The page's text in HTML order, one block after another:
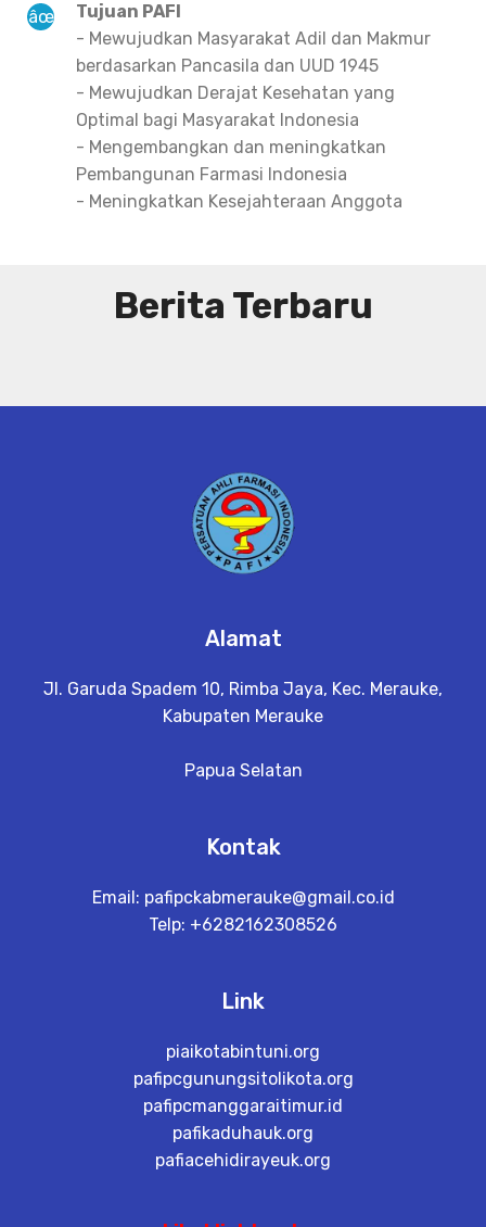
Tujuan PAFI
- Mewujudkan Masyarakat Adil dan Makmur
berdasarkan Pancasila dan UUD 1945
- Mewujudkan Derajat Kesehatan yang
Optimal bagi Masyarakat Indonesia
- Mengembangkan dan meningkatkan
Pembangunan Farmasi Indonesia
- Meningkatkan Kesejahteraan Anggota
Berita Terbaru
Alamat
Jl. Garuda Spadem 10, Rimba Jaya, Kec. Merauke,
Kabupaten Merauke
Papua Selatan
Kontak
Email: pafipckabmerauke@gmail.co.id
Telp: +6282162308526
Link
piaikotabintuni.org
pafipcgunungsitolikota.org
pafipcmanggaraitimur.id
pafikaduhauk.org
pafiacehidirayeuk.org